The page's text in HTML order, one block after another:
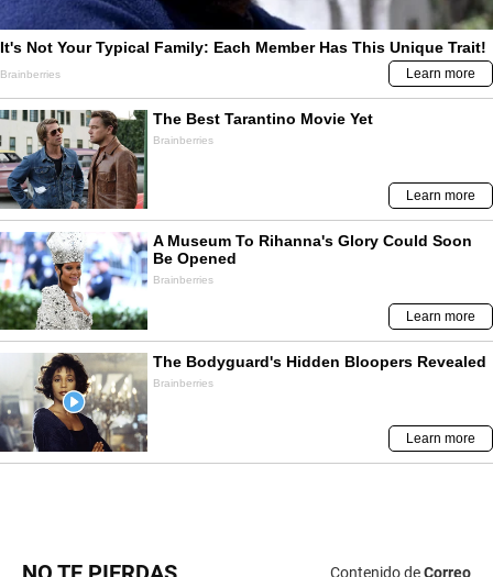
Contenido deCorreo